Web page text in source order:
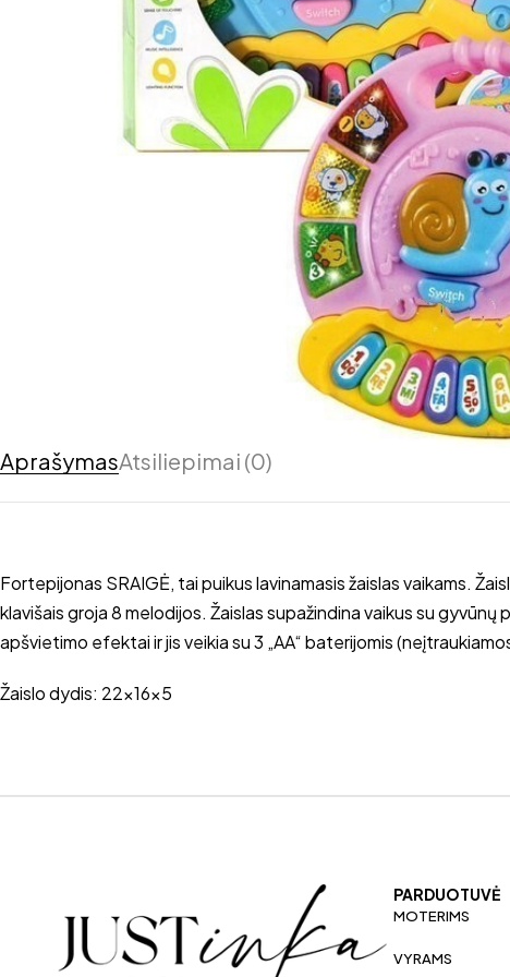
AprašymasAtsiliepimai (0)
Fortepijonas SRAIGĖ, tai puikus lavinamasis žaislas vaikams.
klavišais groja 8 melodijos. Žaislas supažindina vaikus su
apšvietimo efektai ir jis veikia su 3 „AA“ baterijomis
Žaislo dydis: 22x16x5
PARDUOTUVĖ
MOTERIMS
VYRAMS